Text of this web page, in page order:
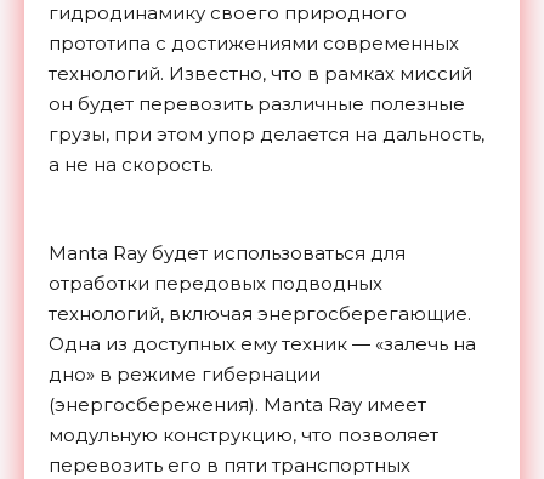
гидродинамику своего природного
прототипа с достижениями современных
технологий. Известно, что в рамках миссий
он будет перевозить различные полезные
грузы, при этом упор делается на дальность,
а не на скорость.
Manta Ray будет использоваться для
отработки передовых подводных
технологий, включая энергосберегающие.
Одна из доступных ему техник — «залечь на
дно» в режиме гибернации
(энергосбережения). Manta Ray имеет
модульную конструкцию, что позволяет
перевозить его в пяти транспортных